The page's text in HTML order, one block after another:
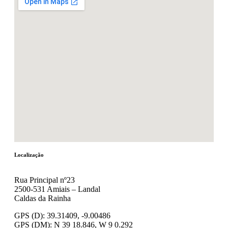
Localização
Rua Principal nº23
2500-531 Amiais – Landal
Caldas da Rainha
GPS (D): 39.31409, -9.00486
GPS (DM): N 39 18.846, W 9 0.292